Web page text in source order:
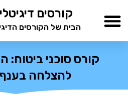
לתוכן
קורסים
הבית של הקורסים
קורס סוכני ביטוח:
להצלחה